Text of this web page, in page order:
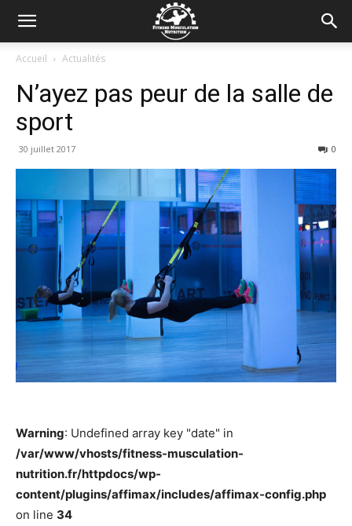
Accueil Actualités
N’ayez pas peur de la salle de
sport
30 juillet 2017 0
Warning: Undefined array key "date" in
/var/www/vhosts/fitness-musculation-
nutrition.fr/httpdocs/wp-
content/plugins/affimax/includes/affimax-config.php
on line 34